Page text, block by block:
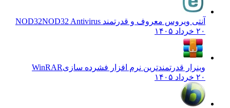
آنتی ویروس معروف و قدرتمند NOD32 NOD32 Antivirus
۲۰ خرداد ۱۴۰۵
وینرار قدرتمندترین نرم افزار فشرده سازیWinRAR
۲۰ خرداد ۱۴۰۵